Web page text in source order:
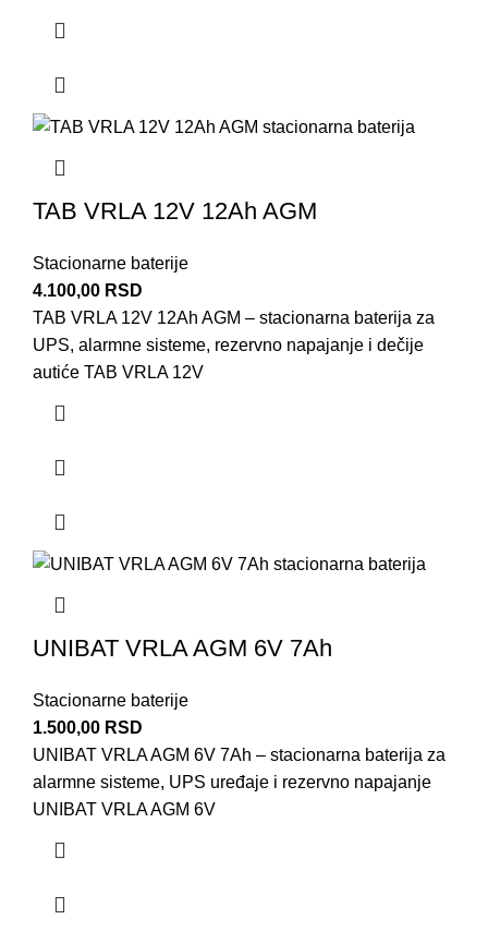
TAB VRLA 12V 12Ah AGM
Stacionarne baterije
4.100,00 RSD
TAB VRLA 12V 12Ah AGM – stacionarna baterija za
UPS, alarmne sisteme, rezervno napajanje i dečije
autiće TAB VRLA 12V
UNIBAT VRLA AGM 6V 7Ah
Stacionarne baterije
1.500,00 RSD
UNIBAT VRLA AGM 6V 7Ah – stacionarna baterija za
alarmne sisteme, UPS uređaje i rezervno napajanje
UNIBAT VRLA AGM 6V